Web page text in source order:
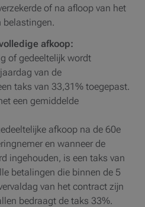
of na afloop van het
belastingen.
afkoop:
of gedeeltelijk wordt
van de
taks van 33,31% toegepast.
een gemiddelde
afkoop na de 60e
en wanneer de
ingehouden, is een taks van
betalingen die binnen de 5
van het contract zijn
bedraagt de taks 33%.